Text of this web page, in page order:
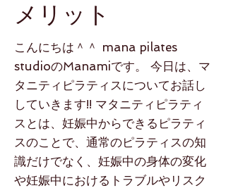
メリット
こんにちは＾＾ mana pilates
studioのManamiです。 今日は、マ
タニティピラティスについてお話し
していきます!! マタニティピラティ
スとは、妊娠中からできるピラティ
スのことで、通常のピラティスの知
識だけでなく、妊娠中の身体の変化
や妊娠中におけるトラブルやリスク